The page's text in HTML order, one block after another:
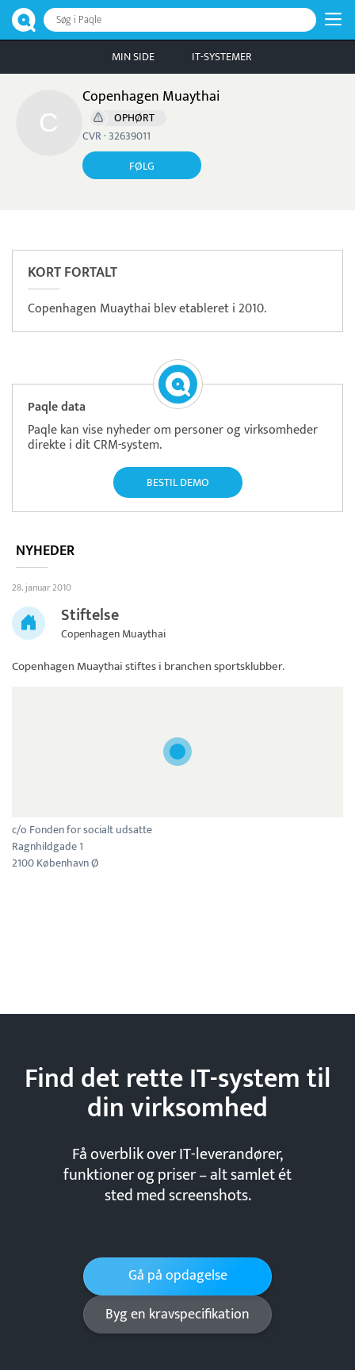
Søg i Paqle
MIN SIDE IT-SYSTEMER
Copenhagen Muaythai
OPHØRT
CVR · 32639011
FØLG
KORT FORTALT
Copenhagen Muaythai blev etableret i 2010.
Paqle data
Paqle kan vise nyheder om personer og virksomheder
direkte i dit CRM-system.
BESTIL DEMO
NYHEDER
28. januar 2010
Stiftelse
Copenhagen Muaythai
Copenhagen Muaythaistiftes i branchen sportsklubber.
c/o Fonden for socialt udsatte
Ragnhildgade 1
2100 København Ø
Find det rette IT-system til
dinvirksomhed
Få overblik over IT-leverandører,
funktioner og priser – alt samlet ét
sted med screenshots.
Gå på opdagelse
Byg en kravspecifikation